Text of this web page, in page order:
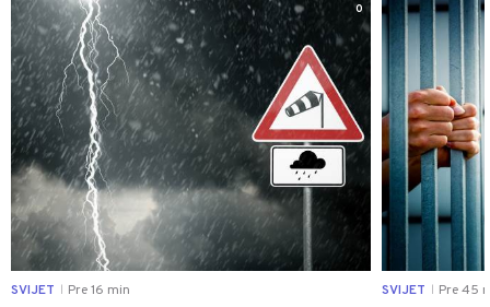
0
SVIJET Pre 16 min SVIJET Pre 45